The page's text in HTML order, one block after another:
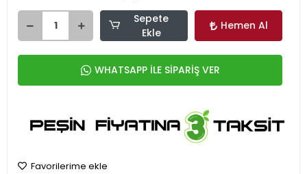
Sepete
Ekle
Hemen Al
WHATSAPP İLE SİPARİŞ VER
Favorilerime ekle